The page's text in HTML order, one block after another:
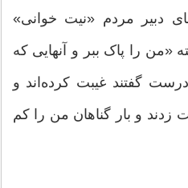
دبیر مردم «نیت خوانی»
«من را پاک ببر و آنهایی که
گفتند غیبت کرده‌اند و
زدند و بار گناهان من را کم